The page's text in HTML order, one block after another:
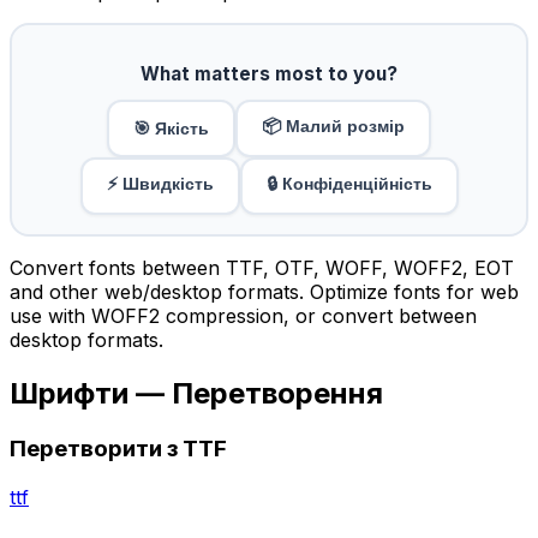
What matters most to you?
🎯 Якість 📦 Малий розмір
⚡ Швидкість 🔒 Конфіденційність
Convert fonts between TTF, OTF, WOFF, WOFF2, EOT
and other web/desktop formats. Optimize fonts for web
use with WOFF2 compression, or convert between
desktop formats.
Шрифти — Перетворення
Перетворити з TTF
ttf